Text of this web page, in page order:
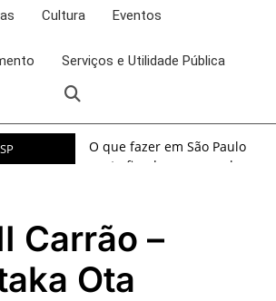
Cultura Eventos
Serviços e Utilidade Pública
O que fazer em São Paulo
neste fim de semana: shows,
O que fazer em São Paulo
neste fim de semana: 15
passeios imperdíveis nos
dias 8 e 9 de agosto de 2026
Carrão –
Ota